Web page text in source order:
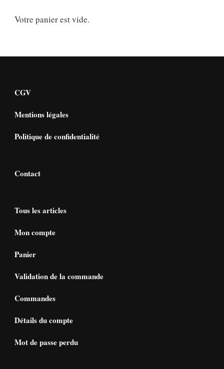
Votre panier est vide.
CGV
Mentions légales
Politique de confidentialité
Contact
Tous les articles
Mon compte
Panier
Validation de la commande
Commandes
Détails du compte
Mot de passe perdu